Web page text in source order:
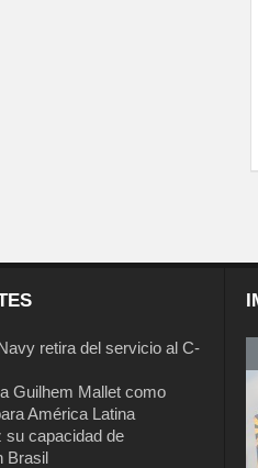
retira del servicio al C-
Guilhem Mallet como
América Latina
su capacidad de
Brasil